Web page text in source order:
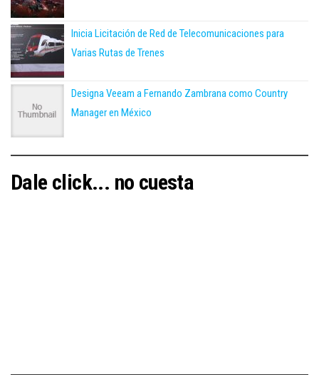
Inicia Licitación de Red de Telecomunicaciones para
Varias Rutas de Trenes
Designa Veeam a Fernando Zambrana como Country
Manager en México
Dale click... no cuesta